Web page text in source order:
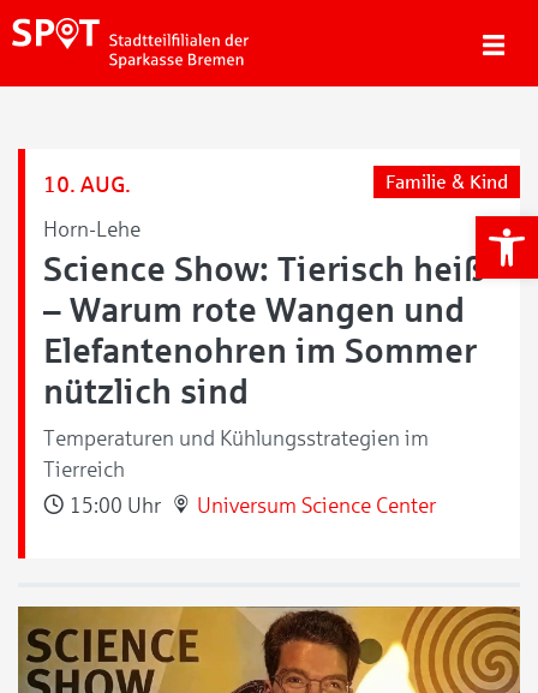
10. AUG.
Horn-Lehe
Familie & Kind
Science Show: Tierisch heiß
– Warum rote Wangen und
Elefantenohren im Sommer
nützlich sind
Temperaturen und Kühlungsstrategien im
Tierreich
15:00 Uhr
Universum Science Center